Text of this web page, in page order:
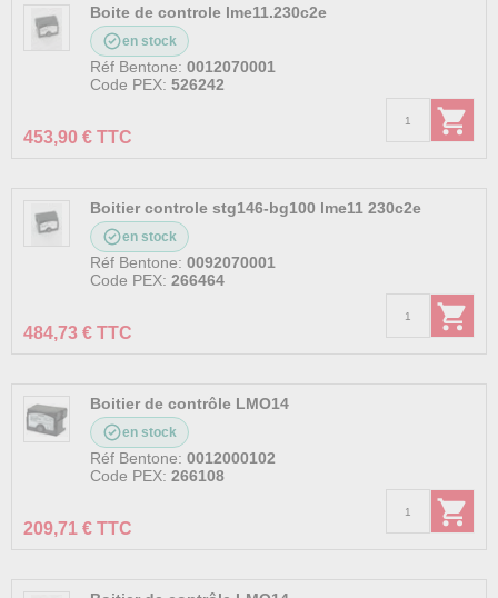
Boite de controle lme11.230c2e
en stock
Réf Bentone: 0012070001
Code PEX: 526242
453,90 € TTC
Boitier controle stg146-bg100 lme11 230c2e
en stock
Réf Bentone: 0092070001
Code PEX: 266464
484,73 € TTC
Boitier de contrôle LMO14
en stock
Réf Bentone: 0012000102
Code PEX: 266108
209,71 € TTC